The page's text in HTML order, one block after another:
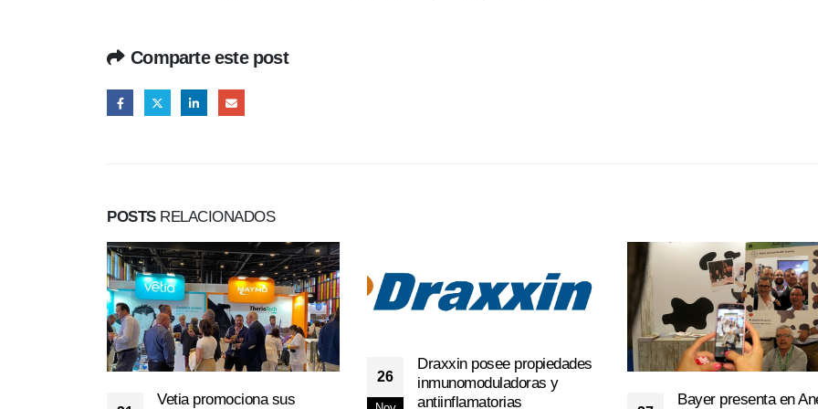
Comparte este post
POSTSRELACIONADOS
Vetia promociona sus
26
Draxxin posee propiedades
inmunomoduladoras y
antiinflamatorias
Bayer presenta en